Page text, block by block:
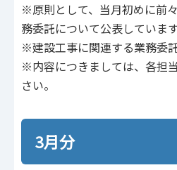
ベーション推進室）
令和6年度
※原則として、当月初めに前
務委託について公表しています
※建設工事に関連する業務委
※内容につきましては、各担
さい。
3月分